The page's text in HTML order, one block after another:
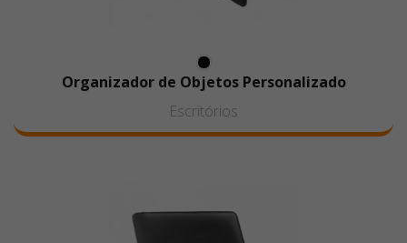
Organizador de Objetos Personalizado
Escritórios